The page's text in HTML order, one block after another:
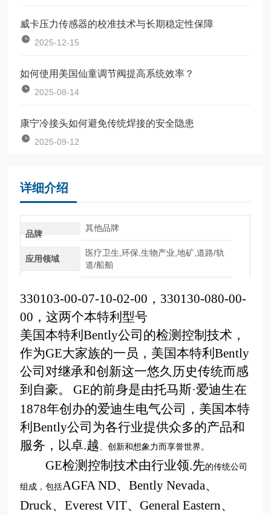
威卡压力传感器的校准技术与长期稳定性保障
2025-12-15
如何使用美国仙童调节阀提高系统效率？
2025-08-14
康宁冷接头如何避免传统焊接的安全隐患
2025-09-12
详细介绍
品牌
其他品牌
应用领域
医疗卫生,环保,生物产业,地矿,道路/轨
道/船舶
330103-00-07-10-02-00 ， 330130-080-00-
00 ，这两个本特利型号
美国本特利Bently公司的检测控制技术，
作为GE大家族的一员，美国本特利Bently
公司对继承和创新这一悠久历史传统而感
到自豪。
GE的前身是由托马斯·爱迪生在
1878年创办的爱迪生电气公司，美国本特
利Bently公司为各行业提供众多的产品和
服务，以卓.越 、创新和想象力而享誉世界。
GE检测控制技术由行业领.先的传统公司
组成，包括AGFA ND、Bently Nevada、
Druck、Everest VIT、General Eastern、